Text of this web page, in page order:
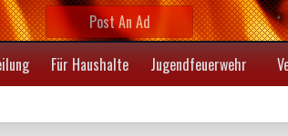
Post An Ad
Für Haushalte Jugendfeuerwehr